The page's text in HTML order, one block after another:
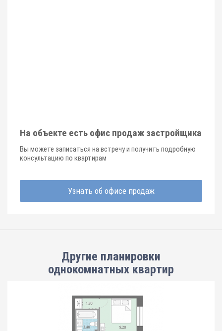
На объекте есть офис продаж застройщика
Вы можете записаться на встречу и получить подробную
консультацию по квартирам
Узнать об офисе продаж
Другие планировки
однокомнатных квартир